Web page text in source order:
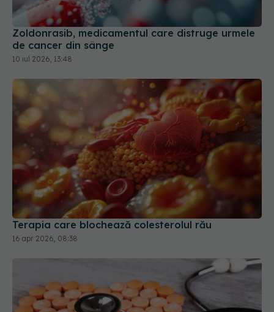
Zoldonrasib, medicamentul care distruge urmele
de cancer din sânge
10 iul 2026, 13:48
Terapia care blochează colesterolul rău
16 apr 2026, 08:38